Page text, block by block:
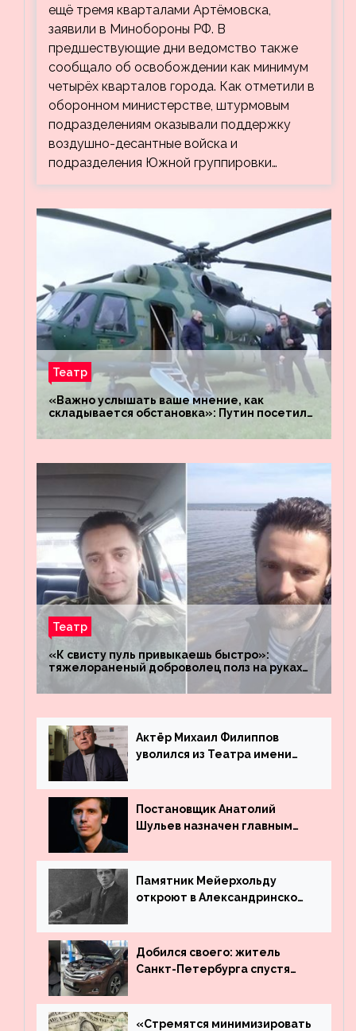
ещё тремя кварталами Артёмовска,
заявили в Минобороны РФ. В
предшествующие дни ведомство также
сообщало об освобождении как минимум
четырёх кварталов города. Как отметили в
оборонном министерстве, штурмовым
подразделениям оказывали поддержку
воздушно-десантные войска и
подразделения Южной группировки…
Театр
«Важно услышать ваше мнение, как
складывается обстановка»: Путин посетил
«Восток»
Театр
«К свисту пуль привыкаешь быстро»:
тяжелораненый доброволец полз на руках
четыре километра через заминированное
поле
Актёр Михаил Филиппов
уволился из Театра имени
Постановщик Анатолий
Шульев назначен главным
Вахтангова
Памятник Мейерхольду
откроют в Александринском
Добился своего: житель
Санкт-Петербурга спустя
угнанную в Казахстан
машину
«Стремятся минимизировать